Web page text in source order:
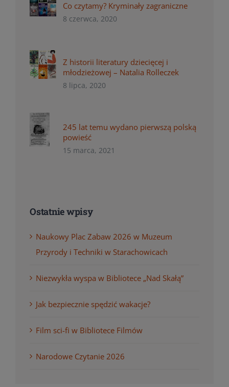
Co czytamy? Kryminały zagraniczne
8 czerwca, 2020
Z historii literatury dziecięcej i
młodzieżowej – Natalia Rolleczek
8 lipca, 2020
245 lat temu wydano pierwszą polską
powieść
15 marca, 2021
Ostatnie wpisy
Naukowy Plac Zabaw 2026 w Muzeum
Przyrody i Techniki w Starachowicach
Niezwykła wyspa w Bibliotece „Nad Skałą”
Jak bezpiecznie spędzić wakacje?
Film sci-fi w Bibliotece Filmów
Narodowe Czytanie 2026